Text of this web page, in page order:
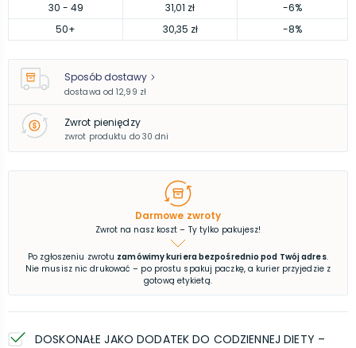
30 - 49 31,01 zł
-6%
50+ 30,35 zł -8%
Sposób dostawy
dostawa od 12,99 zł
Zwrot pieniędzy
zwrot produktu do 30 dni
Darmowe zwroty
Zwrot na nasz koszt – Ty tylko pakujesz!
Po zgłoszeniu zwrotu zamówimy kuriera bezpośrednio pod Twój adres.
Nie musisz nic drukować – po prostu spakuj paczkę, a kurier przyjedzie z
gotową etykietą.
DOSKONAŁE JAKO DODATEK DO CODZIENNEJ DIETY –